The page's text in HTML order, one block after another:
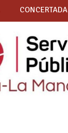
CONCERTADA